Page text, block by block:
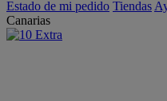
Estado de mi pedido Tiendas
Canarias